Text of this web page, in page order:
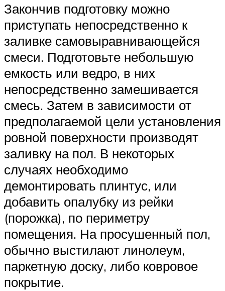
Закончив подготовку можно
приступать непосредственно к
заливке самовыравнивающейся
смеси. Подготовьте небольшую
емкость или ведро, в них
непосредственно замешивается
смесь. Затем в зависимости от
предполагаемой цели установления
ровной поверхности производят
заливку на пол. В некоторых
случаях необходимо
демонтировать плинтус, или
добавить опалубку из рейки
(порожка), по периметру
помещения. На просушенный пол,
обычно выстилают линолеум,
паркетную доску, либо ковровое
покрытие.